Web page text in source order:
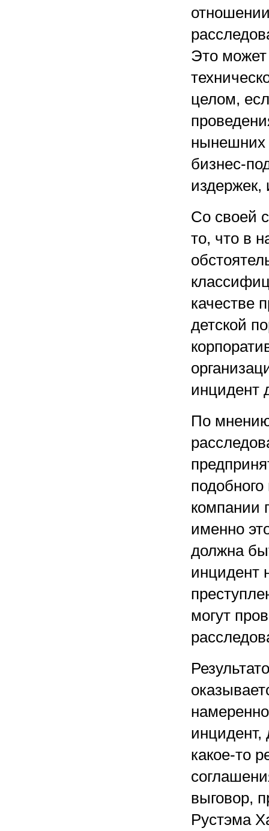
Это может
целом,
нынешних
бизнес-
издержек,
Со своей
то, что в
качестве
детской
инцидент
По
компании
именно
должна
инцидент
могут
инцидент,
какое-то
выговор,
Рустэма